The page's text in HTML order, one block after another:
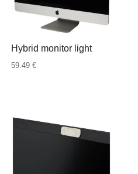
Hybrid monitor light
59.49€